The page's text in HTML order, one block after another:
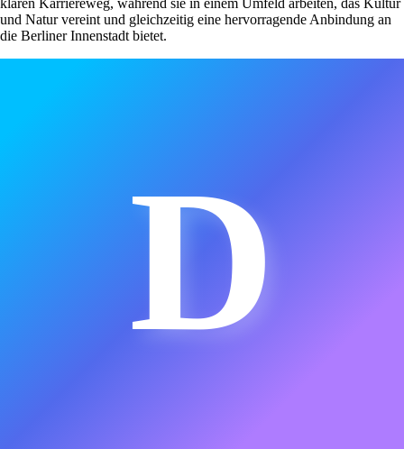
und Natur vereint und gleichzeitig eine hervorragende Anbindung an
die Berliner Innenstadt bietet.
D